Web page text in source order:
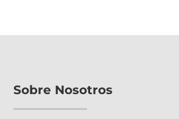
Sobre Nosotros